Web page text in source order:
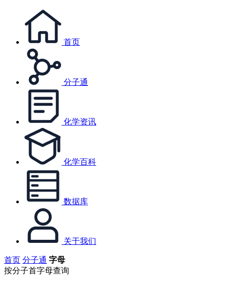
首页
分子通
化学资讯
化学百科
数据库
关于我们
首页 分子通 字母
按分子首字母查询